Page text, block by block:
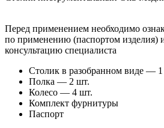
Перед применением необходимо
по применению (паспортом изделия)
консультацию специалиста
Столик в разобранном виде —
Полка — 2 шт.
Колесо — 4 шт.
Комплект фурнитуры
Паспорт